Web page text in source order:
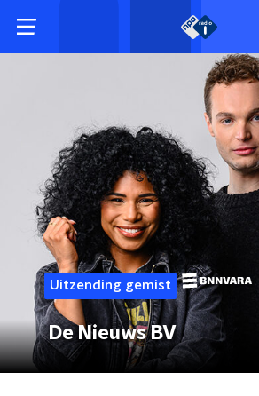
Uitzending gemist
De Nieuws BV